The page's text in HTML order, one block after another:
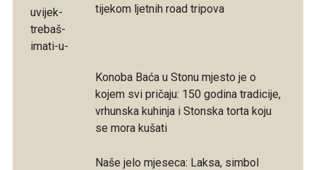
tijekom ljetnih road tripova
Konoba Baća u Stonu mjesto je o
kojem svi pričaju: 150 godina tradicije,
vrhunska kuhinja i Stonska torta koju
se mora kušati
Naše jelo mjeseca: Laksa, simbol